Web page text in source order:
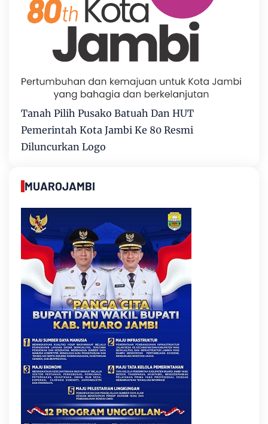
Tanah Pilih Pusako Batuah Dan HUT
Pemerintah Kota Jambi Ke 80 Resmi
Diluncurkan Logo
MUAROJAMBI